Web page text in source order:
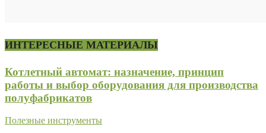
ИНТЕРЕСНЫЕ МАТЕРИАЛЫ
Котлетный автомат: назначение, принцип
работы и выбор оборудования для производства
полуфабрикатов
Полезные инструменты